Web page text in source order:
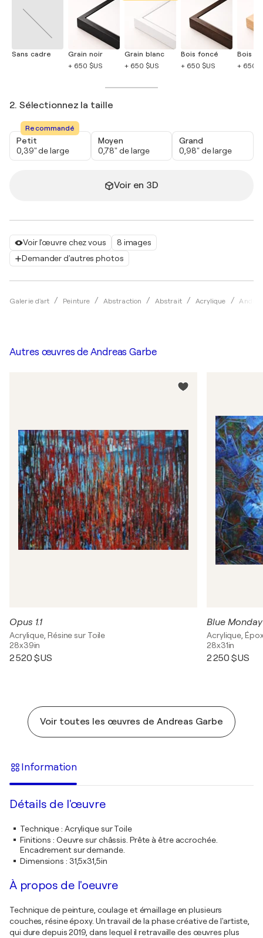
Voir l'œuvre chez vous
8 images
Demander d'autres photos
Galerie d'art Peinture Abstraction Abstrait Acrylique
Sans cadre
Grain noir
+ 650 $US
Grain blanc
+ 650 $US
Bois foncé
+ 650 $US
Bois
+ 650
2. Sélectionnez la taille
Recommandé
Petit
0,39" de large
Moyen
0,78" de large
Grand
0,98" de large
Voir en 3D
Autres œuvres de Andreas Garbe
Opus 1.1
Acrylique, Résine sur Toile
28x39in
2 520 $US
Blue
Acrylique,
28x31in
2 250 $US
Voir toutes les œuvres de Andreas Garbe
Information
Détails de l'œuvre
Technique: Acrylique sur Toile
Finitions : Oeuvre sur châssis. Prête à être accrochée.
Encadrement sur demande.
Dimensions : 31,5x31,5in
À propos de l'oeuvre
Technique de peinture, coulage et émaillage en plusieurs
couches, résine époxy. Un travail de la phase créative de l'artiste,
qui dure depuis 2019, dans lequel il retravaille des œuvres plus